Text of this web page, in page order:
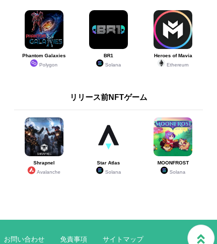
Phantom Galaxies
Polygon
BR1
Solana
Heroes of Mavia
Ethereum
リリース前NFTゲーム
Shrapnel
Avalanche
Star Atlas
Solana
MOONFROST
Solana
お問い合わせ 免責事項 サイトマップ